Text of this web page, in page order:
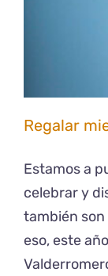
Regalar
Estamos a
celebrar y
también
eso, este